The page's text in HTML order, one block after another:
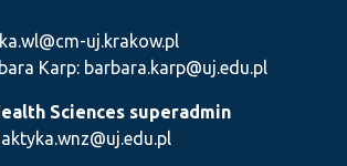
uj.krakow.pl
Karp: barbara.karp@uj.edu.pl
Sciences superadmin